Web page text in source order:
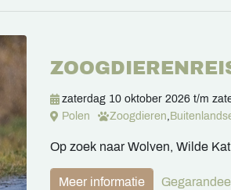
zaterdag 10 oktober 2026 t/m
Polen
Zoogdieren,
Op zoek naar Wolven, Wilde
Meer informatie